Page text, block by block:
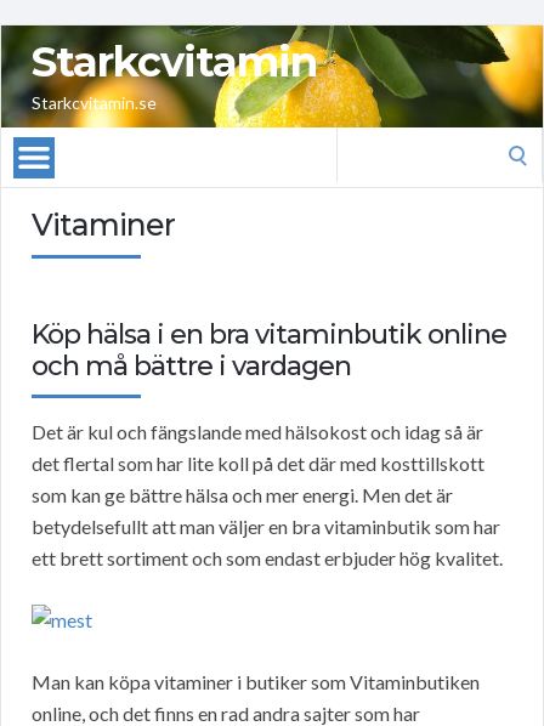
Starkcvitamin
Starkcvitamin.se
Vitaminer
Köp hälsa i en bra vitaminbutik online
och må bättre i vardagen
Det är kul och fängslande med hälsokost och idag så är
det flertal som har lite koll på det där med kosttillskott
som kan ge bättre hälsa och mer energi. Men det är
betydelsefullt att man väljer en bra vitaminbutik som har
ett brett sortiment och som endast erbjuder hög kvalitet.
Man kan köpa vitaminer i butiker som Vitaminbutiken
online, och det finns en rad andra sajter som har